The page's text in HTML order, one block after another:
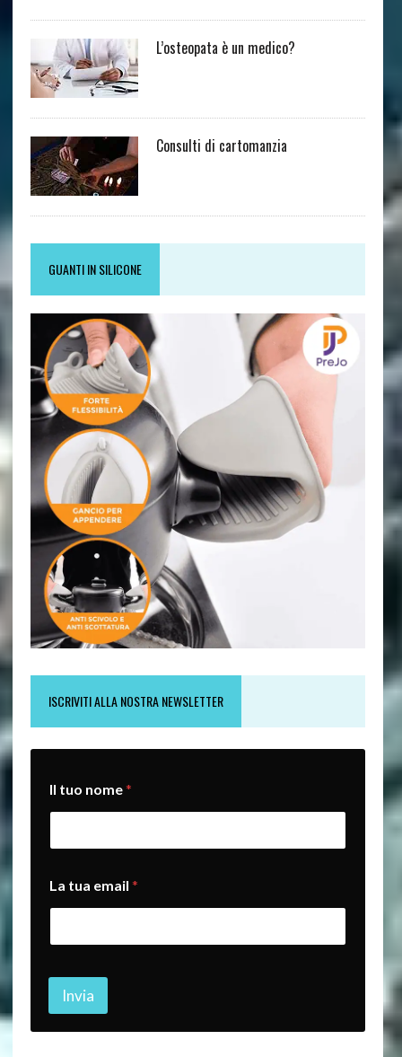
L’osteopata è un medico?
Consulti di cartomanzia
GUANTI IN SILICONE
ISCRIVITI ALLA NOSTRA NEWSLETTER
u
o
m
i
l
n
m
Il tuo nome*
La tua email *
Invia